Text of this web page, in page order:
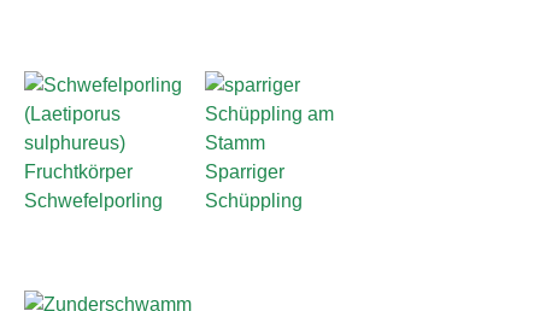
Schwefelporling
Sparriger
Schüppling